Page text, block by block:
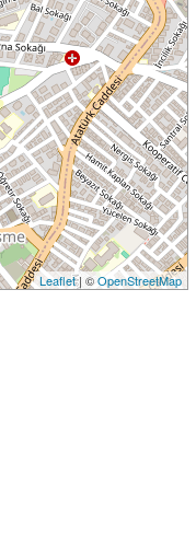
Leaflet| ©OpenStreetMap